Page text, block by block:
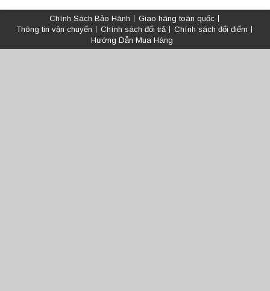
Chính Sách Bảo Hành
Giao hàng toàn quốc
Thông tin vận chuyển
Chính sách đổi trả
Chính sách đổi điểm
Hướng Dẫn Mua Hàng